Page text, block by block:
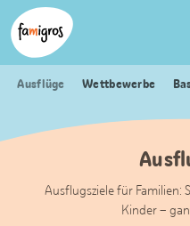
Sprungmarken
Navigation
Header
Logo
Ausflüge Wettbewerbe
Ausflugsziele für Familien:
Kinder –